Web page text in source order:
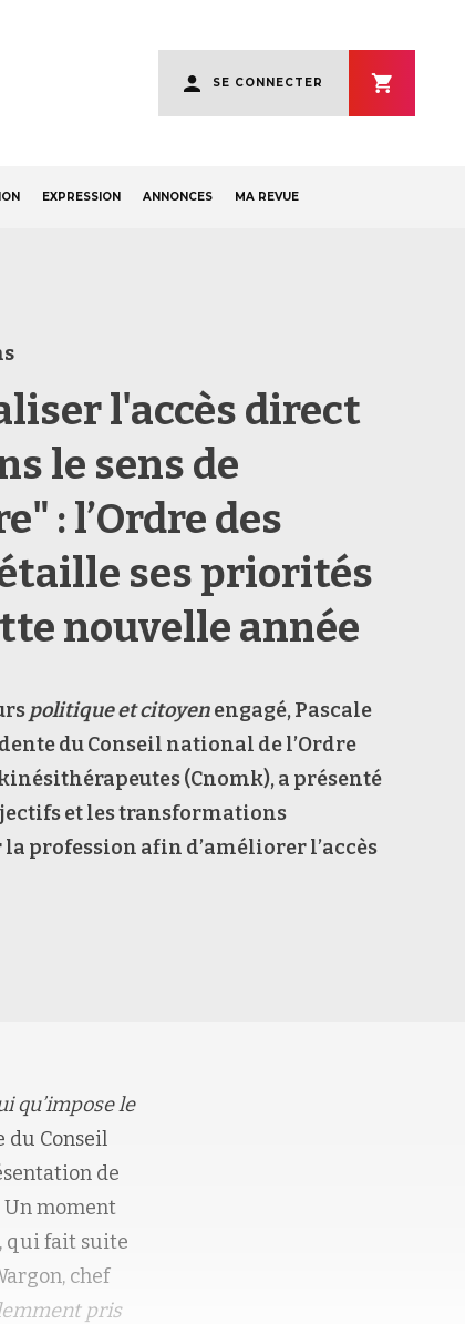
account
menu
SE CONNECTER
EXPRESSION ANNONCES MA REVUE
l'accès direct
le sens de
: l’Ordre des
ses priorités
nouvelle année
politique et citoyenengagé, Pascale
du Conseil national de l’Ordre
(Cnomk), a présenté
et les transformations
profession afin d’améliorer l’accès
qu’impose le
du Conseil
de
Un moment
qui fait suite
chef
pris